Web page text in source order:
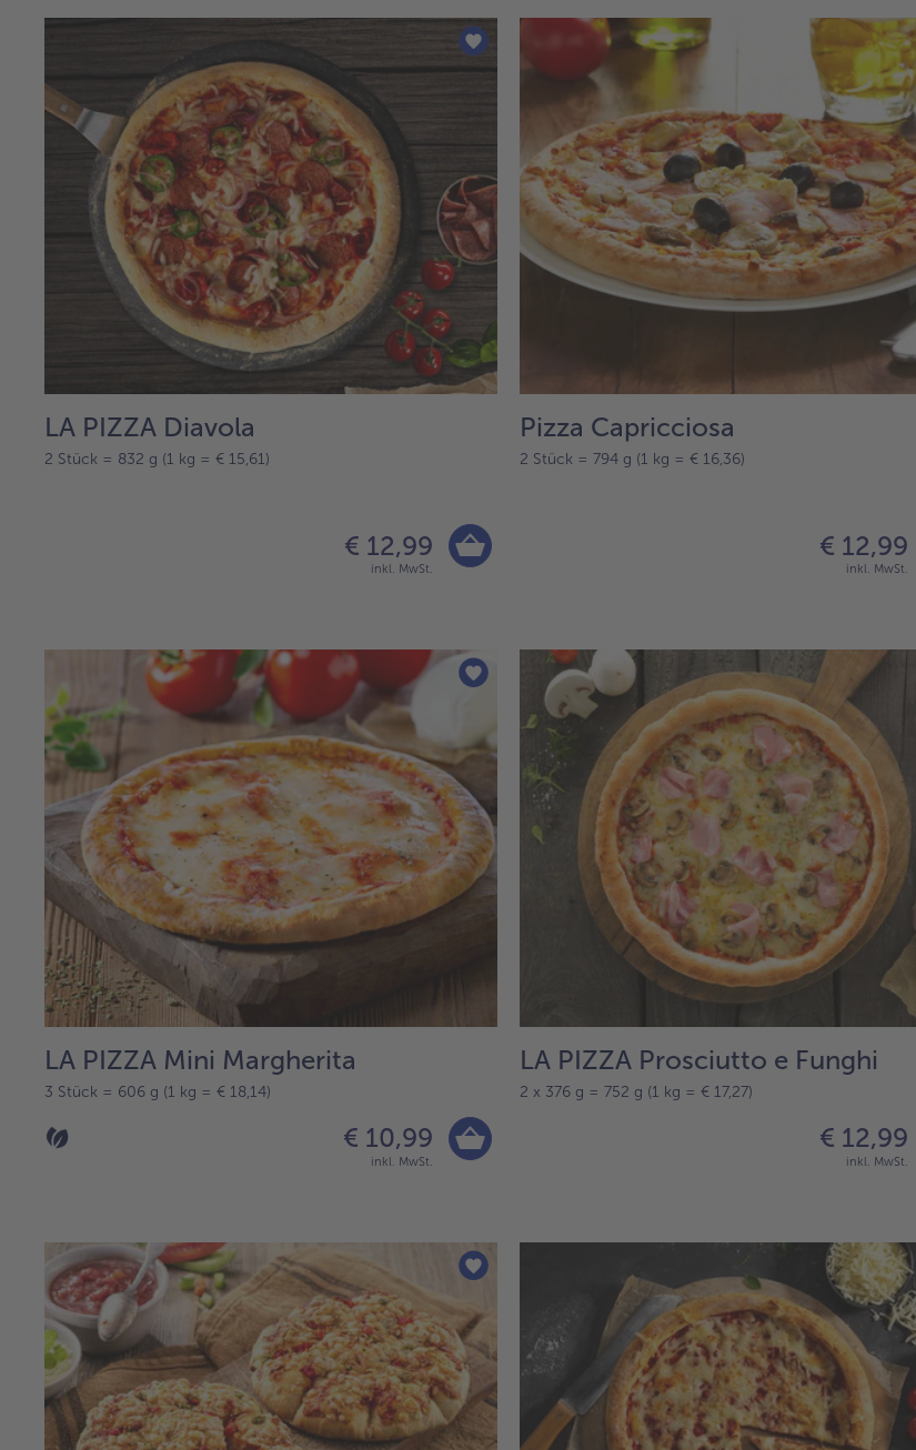
LA PIZZA Diavola
2 Stück = 832 g (1 kg = € 15,61)
€ 12,99
inkl. MwSt.
Pizza Capricciosa
2 Stück = 794 g (1 kg = € 16,36)
€ 12,99
inkl. MwSt.
LA PIZZA Mini Margherita
3 Stück = 606 g (1 kg = € 18,14)
€ 10,99
inkl. MwSt.
LA PIZZA Prosciutto e Funghi
2 x 376 g = 752 g (1 kg = € 17,27)
€ 12,99
inkl. MwSt.